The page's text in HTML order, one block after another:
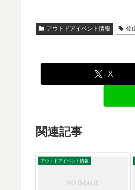
アウトドアイベント情報 登
X
関連記事
アウトドアイベント情報